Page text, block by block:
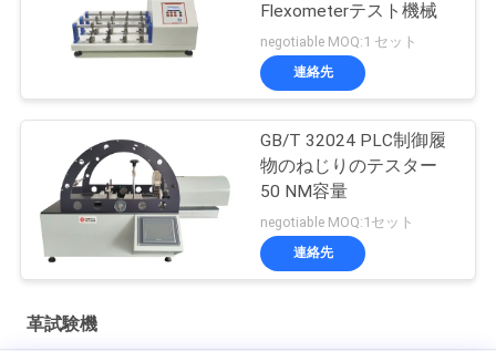
SITEMAP
PRIVACY
POLICY
Flexometerテスト機械
negotiable MOQ:1 セット
連絡先
GB/T 32024 PLC制御履
物のねじりのテスター
50 NM容量
negotiable MOQ:1セット
連絡先
革試験機